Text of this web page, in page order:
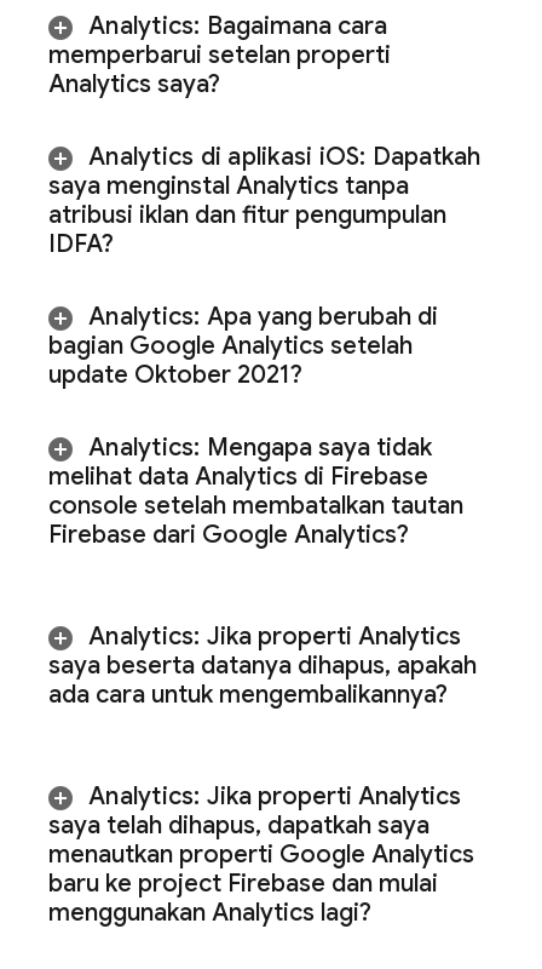
Analytics: Bagaimana cara
memperbarui setelan properti
Analytics saya?
Analytics di aplikasi iOS: Dapatkah
saya menginstal Analytics tanpa
atribusi iklan dan fitur pengumpulan
IDFA?
Analytics: Apa yang berubah di
bagian Google Analytics setelah
update Oktober 2021?
Analytics: Mengapa saya tidak
melihat data Analytics di Firebase
console setelah membatalkan tautan
Firebase dari Google Analytics?
Analytics: Jika properti Analytics
saya beserta datanya dihapus, apakah
ada cara untuk mengembalikannya?
Analytics: Jika properti Analytics
saya telah dihapus, dapatkah saya
menautkan properti Google Analytics
baru ke project Firebase dan mulai
menggunakan Analytics lagi?